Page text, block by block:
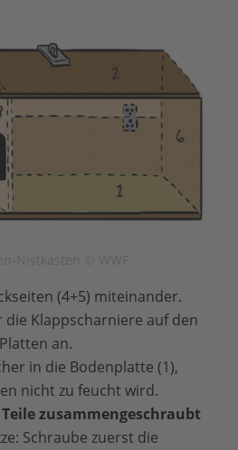
(4+5) miteinander.
Klappscharniere auf den
an.
in die Bodenplatte (1),
nicht zu feucht wird.
Teile zusammengeschraubt
Schraube zuerst die